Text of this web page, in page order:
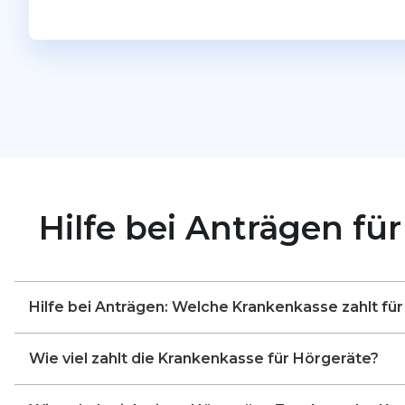
Hilfe bei Anträgen
Hilfe bei Anträgen: Welche Krankenkasse zahlt
gesetzliche Krankenkassen gibt es einheitliche
Krankenkassen sind die Zuzahlungen (abhängig
Wie viel zahlt die Krankenkasse für Hörgeräte?